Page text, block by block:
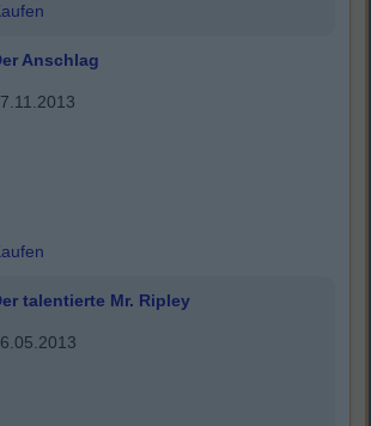
Anschlag
talentierte Mr. Ripley